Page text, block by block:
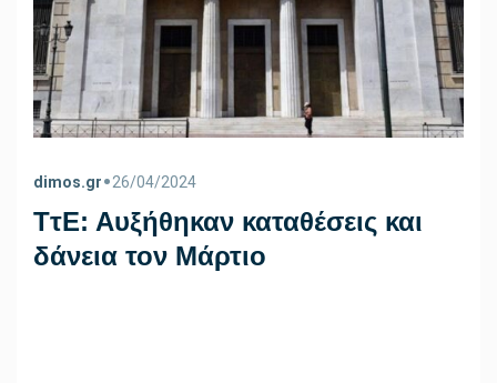
dimos.gr•26/04/2024
ΤτΕ: Αυξήθηκαν καταθέσεις και
δάνεια τον Μάρτιο